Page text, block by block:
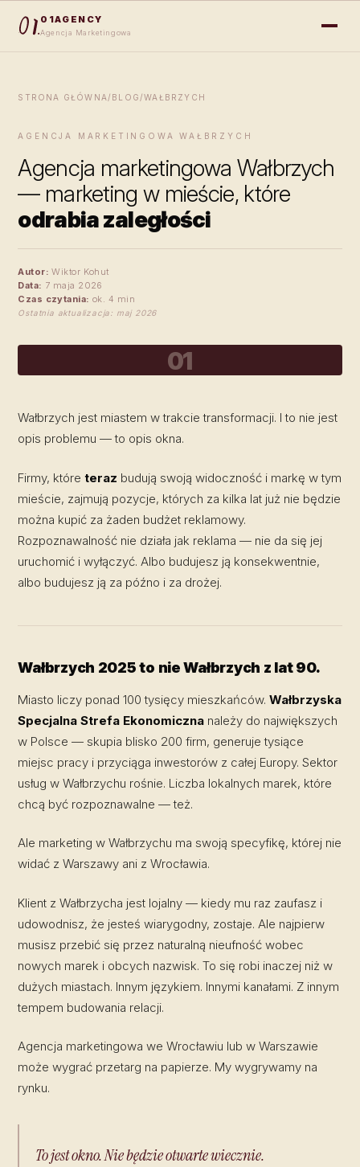
01AGENCY
Agencja Marketingowa
STRONA GŁÓWNA / BLOG /WAŁBRZYCH
AGENCJA MARKETINGOWA WAŁBRZYCH
Agencja marketingowa Wałbrzych
— marketing w mieście, które
odrabia zaległości
Autor: Wiktor Kohut
Data: 7 maja 2026
Czas czytania: ok. 4 min
Ostatnia aktualizacja: maj 2026
01
Wałbrzych jest miastem w trakcie transformacji. I to nie jest
opis problemu — to opis okna.
Firmy, któreteraz budują swoją widoczność i markę w tym
mieście, zajmują pozycje, których za kilka lat już nie będzie
można kupić za żaden budżet reklamowy.
Rozpoznawalność nie działa jak reklama — nie da się jej
uruchomić i wyłączyć. Albo budujesz ją konsekwentnie,
albo budujesz ją za późno i za drożej.
Wałbrzych 2025 to nie Wałbrzych z lat 90.
Miasto liczy ponad 100 tysięcy mieszkańców.Wałbrzyska
Specjalna Strefa Ekonomiczna należy do największych
w Polsce — skupia blisko 200 firm, generuje tysiące
miejsc pracy i przyciąga inwestorów z całej Europy. Sektor
usług w Wałbrzychu rośnie. Liczba lokalnych marek, które
chcą być rozpoznawalne — też.
Ale marketing w Wałbrzychu ma swoją specyfikę, której nie
widać z Warszawy ani z Wrocławia.
Klient z Wałbrzycha jest lojalny — kiedy mu raz zaufasz i
udowodnisz, że jesteś wiarygodny, zostaje. Ale najpierw
musisz przebić się przez naturalną nieufność wobec
nowych marek i obcych nazwisk. To się robi inaczej niż w
dużych miastach. Innym językiem. Innymi kanałami. Z innym
tempem budowania relacji.
Agencja marketingowa we Wrocławiu lub w Warszawie
może wygrać przetarg na papierze. My wygrywamy na
rynku.
To jest okno. Nie będzie otwarte wiecznie.